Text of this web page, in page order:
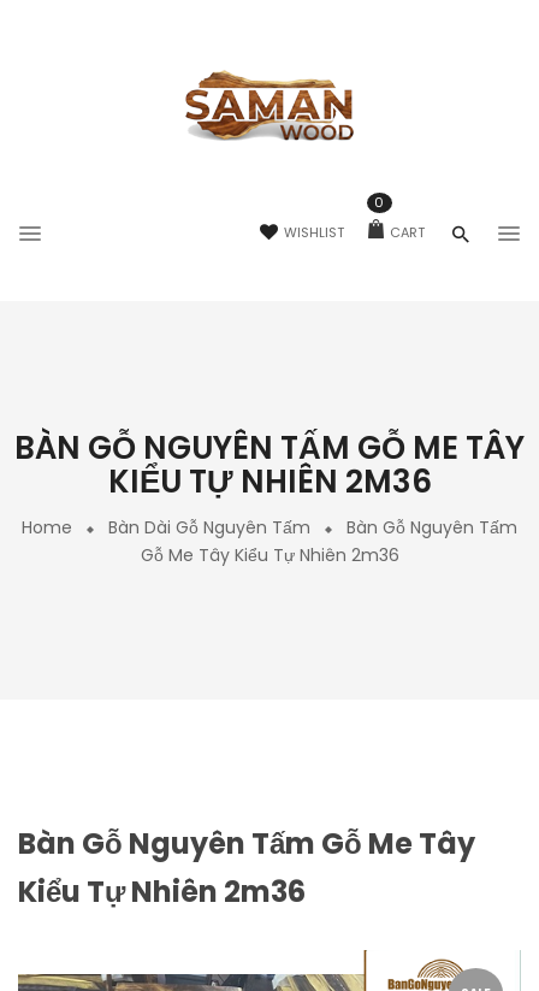
WISHLIST CART
0
BÀN GỖ NGUYÊN TẤM GỖ ME TÂY
KIỂU TỰ NHIÊN 2M36
Home Bàn Dài Gỗ Nguyên Tấm
Bàn Gỗ Nguyên Tấm
Gỗ Me Tây Kiểu Tự Nhiên 2m36
Bàn Gỗ Nguyên Tấm Gỗ Me Tây
Kiểu Tự Nhiên 2m36